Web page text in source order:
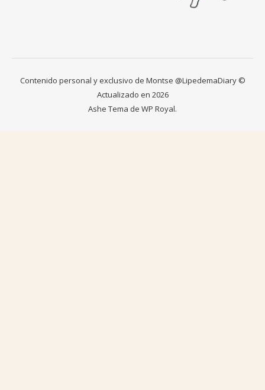
Contenido personal y exclusivo de Montse @LipedemaDiary ©
Actualizado en 2026
Ashe Tema de WP Royal.